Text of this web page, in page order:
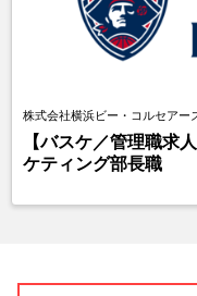
株式会社横浜ビー・コルセアー
【バスケ／管理職求
ケティング部長職